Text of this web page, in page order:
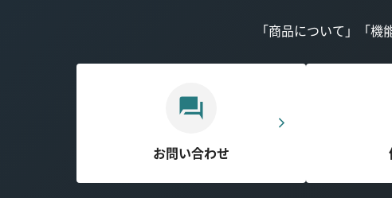
「商品について」「
お問い合わせ